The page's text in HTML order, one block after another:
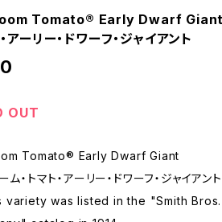
Tomato® Early Dwarf Giant
アーリー・ドワーフ・ジャイアント
OUT
Tomato® Early Dwarf Giant
ム・トマト・アーリー・ドワーフ・ジャイアント
was listed in the "Smith